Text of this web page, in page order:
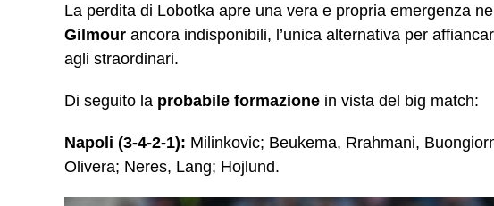
La perdita di Lobotka apre una vera e propria emergenza
Gilmour ancora indisponibili, l’unica alternativa per
agli straordinari.
Di seguito la probabile formazione in vista del big match:
Napoli (3-4-2-1): Milinkovic; Beukema, Rrahmani,
Olivera; Neres, Lang; Hojlund.